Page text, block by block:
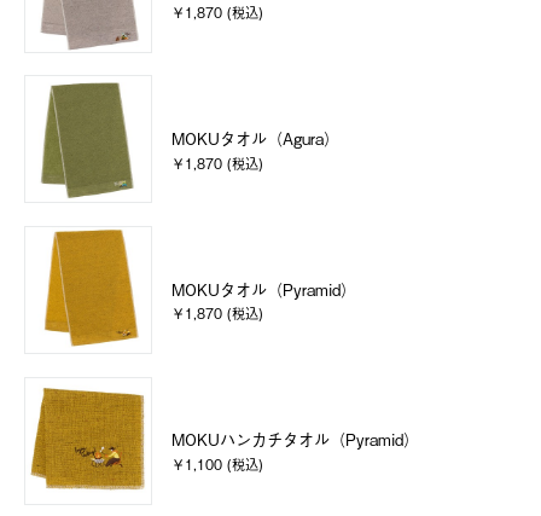
￥1,870 (税込)
MOKUタオル（Agura）
￥1,870 (税込)
MOKUタオル（Pyramid）
￥1,870 (税込)
MOKUハンカチタオル（Pyramid）
￥1,100 (税込)